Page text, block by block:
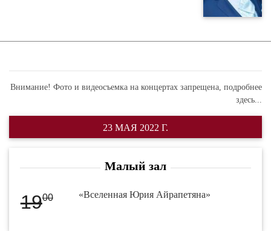
Внимание! Фото и видеосъемка на концертах запрещена, подробнее
здесь...
23 МАЯ 2022 Г.
Малый зал
1900 «Вселенная Юрия Айрапетяна»